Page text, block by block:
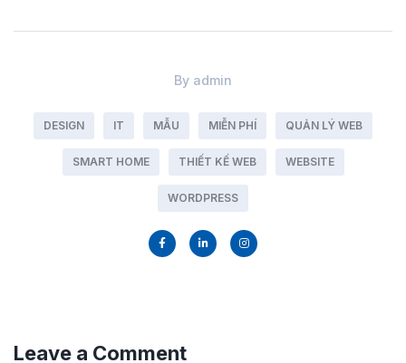
By admin
DESIGN IT MẪU MIỄN PHÍ QUẢN LÝ WEB
SMART HOME THIẾT KẾ WEB WEBSITE
WORDPRESS
Leave a Comment